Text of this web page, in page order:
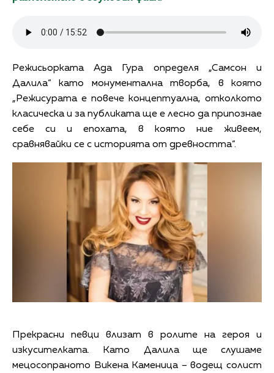
Режисьорката Ада Гура определя „Самсон и
Далила“ като монументална творба, в която
„Режисурата е повече концептуална, отколкото
класическа и за публиката ще е лесно да припознае
себе си и епохата, в която ние живеем,
сравнявайки се с историята от древността“.
Прекрасни певци влизат в ролите на героя и
изкусителката. Като Далила ще слушаме
мецосопраното Викена Каменица – водещ солист